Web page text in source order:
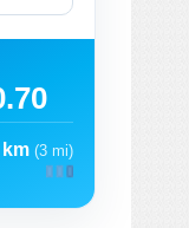
km (3 mi)